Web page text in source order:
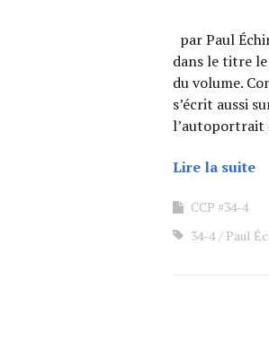
par Paul
dans le titre
du volume.
s’écrit aussi
l’autoportrait
Lire la suite
CCP #34-4
34-4
Paul